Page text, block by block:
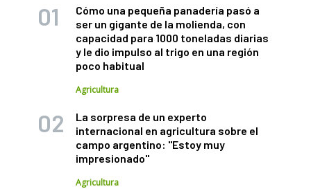
Cómo una pequeña panadería pasó a
ser un gigante de la molienda, con
capacidad para 1000 toneladas diarias
y le dio impulso al trigo en una región
poco habitual
Agricultura
La sorpresa de un experto
internacional en agricultura sobre el
campo argentino: "Estoy muy
impresionado"
Agricultura